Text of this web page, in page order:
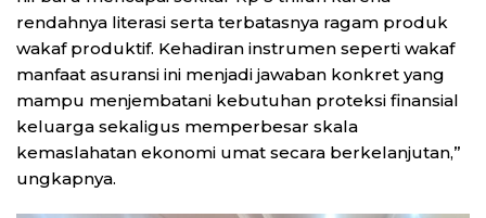
rendahnya literasi serta terbatasnya ragam produk
wakaf produktif. Kehadiran instrumen seperti wakaf
manfaat asuransi ini menjadi jawaban konkret yang
mampu menjembatani kebutuhan proteksi finansial
keluarga sekaligus memperbesar skala
kemaslahatan ekonomi umat secara berkelanjutan,”
ungkapnya.